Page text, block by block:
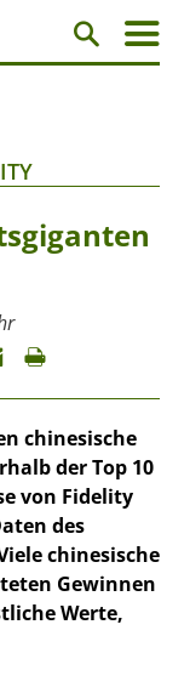
chinesische
der Top 10
von Fidelity
des
chinesische
Gewinnen
Werte,